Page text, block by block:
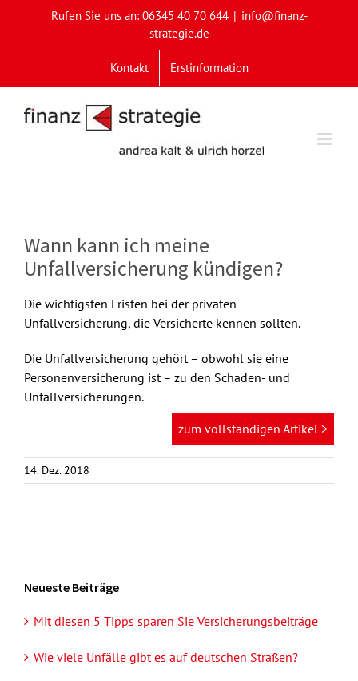
Rufen Sie uns an: 06345 40 70 644 | info@finanz-
strategie.de
Kontakt Erstinformation
Wann kann ich meine
Unfallversicherung kündigen?
Die wichtigsten Fristen bei der privaten
Unfallversicherung, die Versicherte kennen sollten.
Die Unfallversicherung gehört – obwohl sie eine
Personenversicherung ist – zu den Schaden- und
Unfallversicherungen.
zum vollständigen Artikel >
14. Dez. 2018
Neueste Beiträge
Mit diesen 5 Tipps sparen Sie Versicherungsbeiträge
Wie viele Unfälle gibt es auf deutschen Straßen?